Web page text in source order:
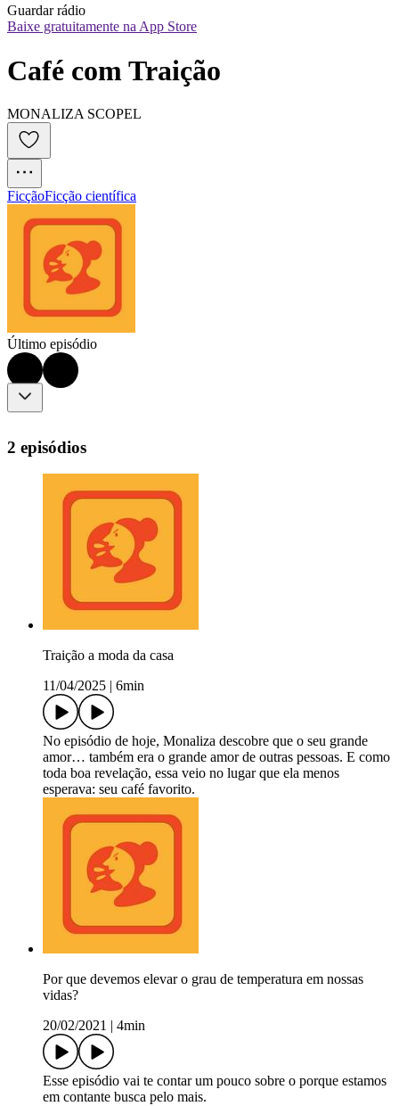
Guardar rádio
Baixe gratuitamente na App Store
Café com Traição
MONALIZA SCOPEL
FicçãoFicção científica
Último episódio
2 episódios
Traição a moda da casa
11/04/2025
6min
No episódio de hoje, Monaliza descobre que o seu grande
amor… também era o grande amor de outras pessoas. E como
toda boa revelação, essa veio no lugar que ela menos
esperava: seu café favorito.
Por que devemos elevar o grau de temperatura em nossas
vidas?
20/02/2021
4min
Esse episódio vai te contar um pouco sobre o porque estamos
em contante busca pelo mais.